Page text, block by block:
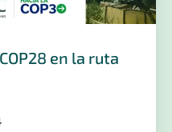
en la ruta